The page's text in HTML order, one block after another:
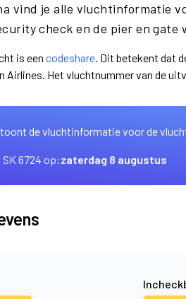
vind je alle vluchtinformatie
check en de pier en
is een codeshare. Dit betekent dat
Airlines. Het vluchtnummer van de
de vluchtinformatie voor de
6724 op:zaterdag 8 augustus